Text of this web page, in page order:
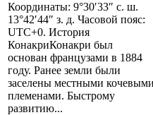
Координаты: 9°30′33″ с. ш.
13°42′44″ з. д. Часовой пояс:
UTC+0. История
КонакриКонакри был
основан французами в 1884
году. Ранее земли были
заселены местными кочевыми
племенами. Быстрому
развитию...